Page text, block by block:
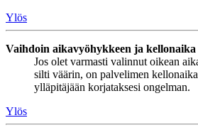
Ylös
Vaihdoin aikavyöhykkeen ja
Jos olet varmasti valinnut oikean
silti väärin, on palvelimen
ylläpitäjään korjataksesi ongelman.
Ylös